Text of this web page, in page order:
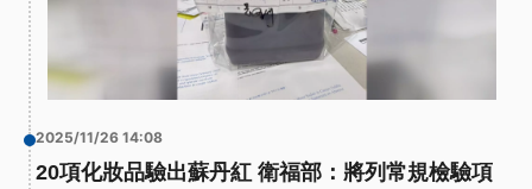
2025/11/26 14:08
20項化妝品驗出蘇丹紅 衛福部：將列常規檢驗項